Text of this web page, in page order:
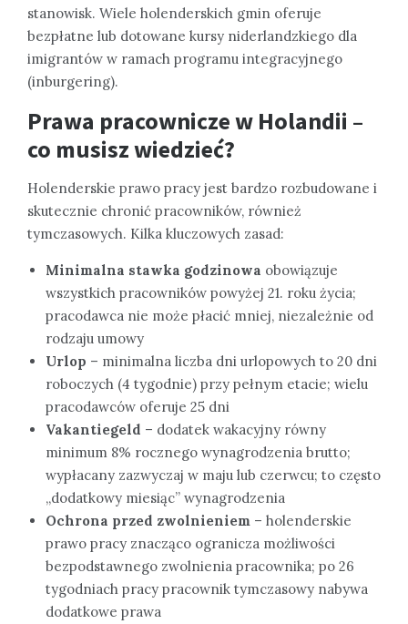
stanowisk. Wiele holenderskich gmin oferuje
bezpłatne lub dotowane kursy niderlandzkiego dla
imigrantów w ramach programu integracyjnego
(inburgering).
Prawa pracownicze w Holandii –
co musisz wiedzieć?
Holenderskie prawo pracy jest bardzo rozbudowane i
skutecznie chronić pracowników, również
tymczasowych. Kilka kluczowych zasad:
Minimalna stawka godzinowa obowiązuje
wszystkich pracowników powyżej 21. roku życia;
pracodawca nie może płacić mniej, niezależnie od
rodzaju umowy
Urlop – minimalna liczba dni urlopowych to 20 dni
roboczych (4 tygodnie) przy pełnym etacie; wielu
pracodawców oferuje 25 dni
Vakantiegeld – dodatek wakacyjny równy
minimum 8% rocznego wynagrodzenia brutto;
wypłacany zazwyczaj w maju lub czerwcu; to często
„dodatkowy miesiąc” wynagrodzenia
Ochrona przed zwolnieniem – holenderskie
prawo pracy znacząco ogranicza możliwości
bezpodstawnego zwolnienia pracownika; po 26
tygodniach pracy pracownik tymczasowy nabywa
dodatkowe prawa